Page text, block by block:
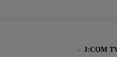
J:COM